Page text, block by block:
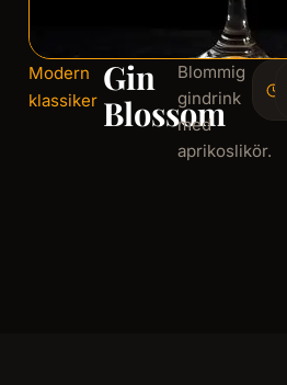
Modern
klassiker
Gin
Blossom
Blommig
gindrink
med
aprikoslikör.